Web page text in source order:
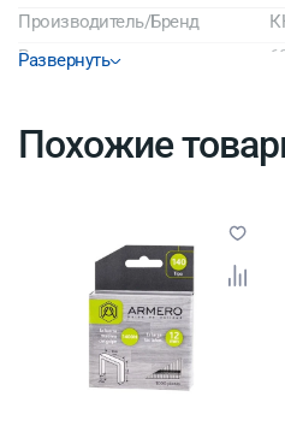
Производитель/Бренд
Размер
Страна производитель
Развернуть
Похожие